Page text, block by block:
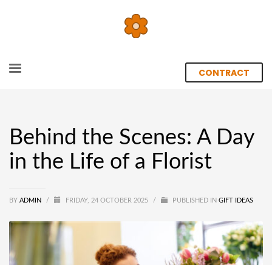
CONTRACT
Behind the Scenes: A Day
in the Life of a Florist
BY ADMIN / FRIDAY, 24 OCTOBER 2025 / PUBLISHED IN GIFT IDEAS